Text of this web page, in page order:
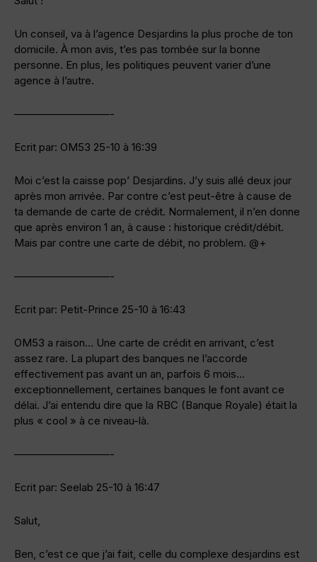
Un conseil, va à l’agence Desjardins la plus proche de ton
domicile. À mon avis, t’es pas tombée sur la bonne
personne. En plus, les politiques peuvent varier d’une
agence à l’autre.
—————————-
Ecrit par: OM53 25-10 à 16:39
Moi c’est la caisse pop’ Desjardins. J’y suis allé deux jour
après mon arrivée. Par contre c’est peut-être à cause de
ta demande de carte de crédit. Normalement, il n’en donne
que après environ 1 an, à cause : historique crédit/débit.
Mais par contre une carte de débit, no problem. @+
—————————-
Ecrit par: Petit-Prince 25-10 à 16:43
OM53 a raison… Une carte de crédit en arrivant, c’est
assez rare. La plupart des banques ne l’accorde
effectivement pas avant un an, parfois 6 mois…
exceptionnellement, certaines banques le font avant ce
délai. J’ai entendu dire que la RBC (Banque Royale) était la
plus « cool » à ce niveau-là.
—————————-
Ecrit par: Seelab 25-10 à 16:47
Salut,
Ben, c’est ce que j’ai fait, celle du complexe desjardins est